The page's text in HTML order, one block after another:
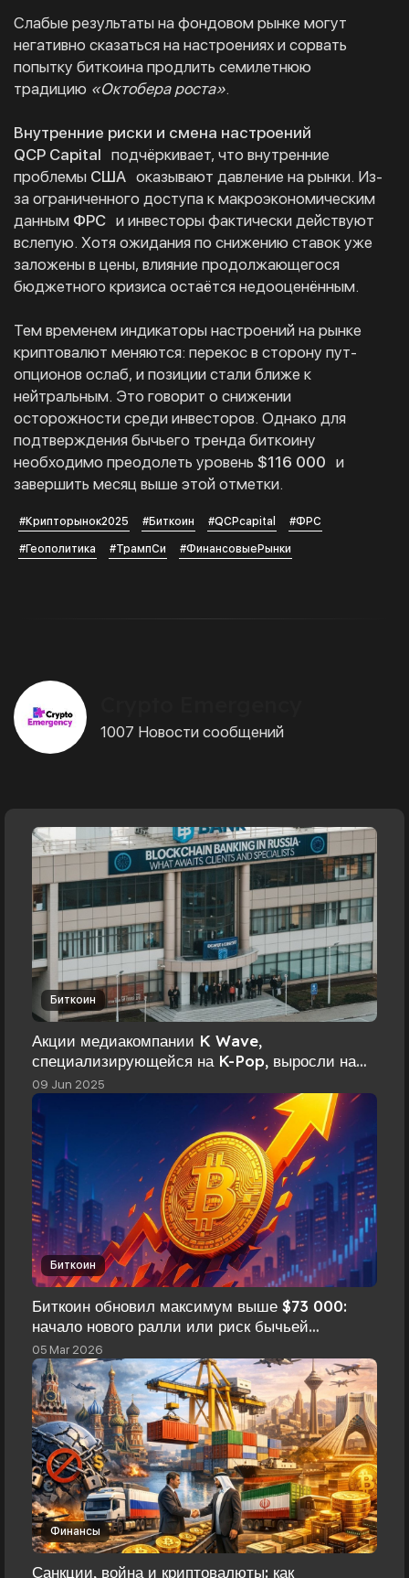
Слабые результаты на фондовом рынке могут
негативно сказаться на настроениях и сорвать
попытку биткоина продлить семилетнюю
традицию «Октобера роста».
Внутренние риски и смена настроений
QCP Capital подчёркивает, что внутренние
проблемы США оказывают давление на рынки. Из-
за ограниченного доступа к макроэкономическим
данным ФРС и инвесторы фактически действуют
вслепую. Хотя ожидания по снижению ставок уже
заложены в цены, влияние продолжающегося
бюджетного кризиса остаётся недооценённым.
Тем временем индикаторы настроений на рынке
криптовалют меняются: перекос в сторону пут-
опционов ослаб, и позиции стали ближе к
нейтральным. Это говорит о снижении
осторожности среди инвесторов. Однако для
подтверждения бычьего тренда биткоину
необходимо преодолеть уровень $116 000 и
завершить месяц выше этой отметки.
#Крипторынок2025 #Биткоин #QCPcapital #ФРС
#Геополитика #ТрампСи #ФинансовыеРынки
1007 Новости сообщений
Биткоин
Акции медиакомпании K Wave,
специализирующейся на K-Pop, выросли на
130% после объявления о создании казны в
биткойнах
09 Jun 2025
Биткоин
Биткоин обновил максимум выше $73 000:
начало нового ралли или риск бычьей
ловушки?
05 Mar 2026
Финансы
Санкции, война и криптовалюты: как